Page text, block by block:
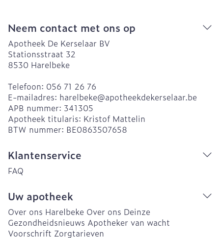
Neem contact met ons op
Apotheek De Kerselaar BV
Stationsstraat 32
8530 Harelbeke
Telefoon: 056 71 26 76
E-mailadres: harelbeke@apotheekdekerselaar.be
APB nummer: 341305
Apotheek titularis: Kristof Mattelin
BTW nummer: BE0863507658
Klantenservice
FAQ
Uw apotheek
Over ons Harelbeke Over ons Deinze
Gezondheidsnieuws Apotheker van wacht
Voorschrift Zorgtarieven